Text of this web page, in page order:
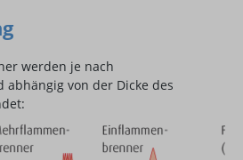
werden je nach
von der Dicke des